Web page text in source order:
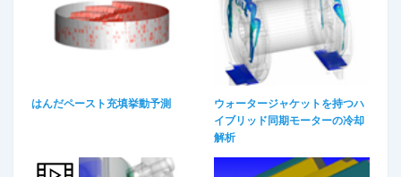
はんだペースト充填挙動予測
ウォータージャケットを持つハ
イブリッド同期モーターの冷却
解析